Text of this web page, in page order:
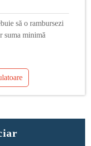
să o rambursezi
suma minimă